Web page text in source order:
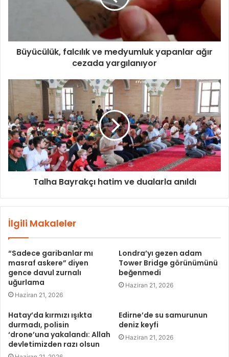
Büyücülük, falcılık ve medyumluk yapanlar ağır
cezada yargılanıyor
Talha Bayrakçı hatim ve dualarla anıldı
İlgili Makaleler
“Sadece garibanlar mı
masraf askere” diyen
gence davul zurnalı
uğurlama
Haziran 21, 2026
Londra’yı gezen adam
Tower Bridge görünümünü
beğenmedi
Haziran 21, 2026
Hatay’da kırmızı ışıkta
durmadı, polisin
‘drone’una yakalandı: Allah
devletimizden razı olsun
Edirne’de su samurunun
deniz keyfi
Haziran 21, 2026